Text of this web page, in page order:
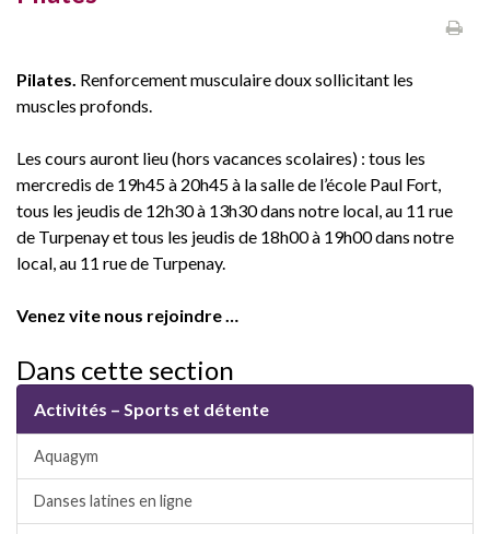
Pilates. Renforcement musculaire doux sollicitant les
muscles profonds.
Les cours auront lieu (hors vacances scolaires) : tous les
mercredis de 19h45 à 20h45 à la salle de l’école Paul Fort,
tous les jeudis de 12h30 à 13h30 dans notre local, au 11 rue
de Turpenay et tous les jeudis de 18h00 à 19h00 dans notre
local, au 11 rue de Turpenay.
Venez vite nous rejoindre …
Dans cette section
Activités – Sports et détente
Aquagym
Danses latines en ligne